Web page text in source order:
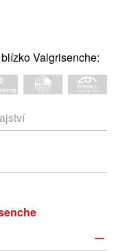
Valgrisenche:
—